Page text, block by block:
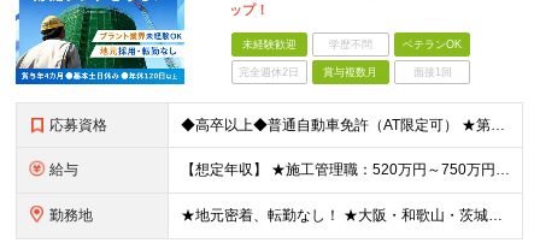
ップ！
未経験歓迎 学歴不問 ベテランOK
完全週休2日 賞与複数月 面接1回
応募資格 ◆高卒以上◆普通自動車免許（AT限定可） ★第二新卒歓迎 ★プラント業界以外での施工管理経験者歓迎 【こんな方は向いています】 ・施工管理のスキルを活かして働きたい ・安定企業で長く働きたい ・チ
給与 【想定年収】 ★施工管理職：520万円～750万円 ※上記年収は残業時間40時間／月相当の金額を含みます。 月給25万円～35万円＋賞与年2回（原則固定支給額4ヵ月分）＋諸手当（残業手当全額など）
勤務地 ★地元密着、転勤なし！ ★大阪・和歌山・茨城・三重・千葉の各拠点 ★Ｕ・Iターン歓迎！（面接交通費支給） ★社用車貸与（出勤利用OK）、駐車場費用支給 ・大阪府堺市 ・和歌山県有田市 ・茨城県神栖市